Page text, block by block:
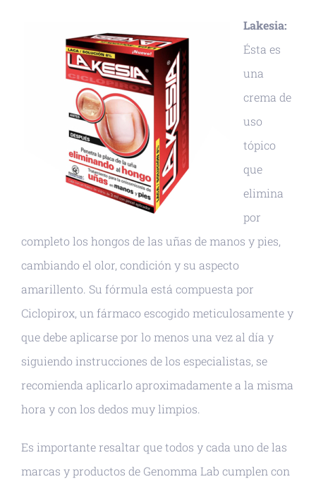
Lakesia:
Ésta es
una
crema de
uso
tópico
que
elimina
por
completo los hongos de las uñas de manos y pies,
cambiando el olor, condición y su aspecto
amarillento. Su fórmula está compuesta por
Ciclopirox, un fármaco escogido meticulosamente y
que debe aplicarse por lo menos una vez al día y
siguiendo instrucciones de los especialistas, se
recomienda aplicarlo aproximadamente a la misma
hora y con los dedos muy limpios.
Es importante resaltar que todos y cada uno de las
marcas y productos de Genomma Lab cumplen con